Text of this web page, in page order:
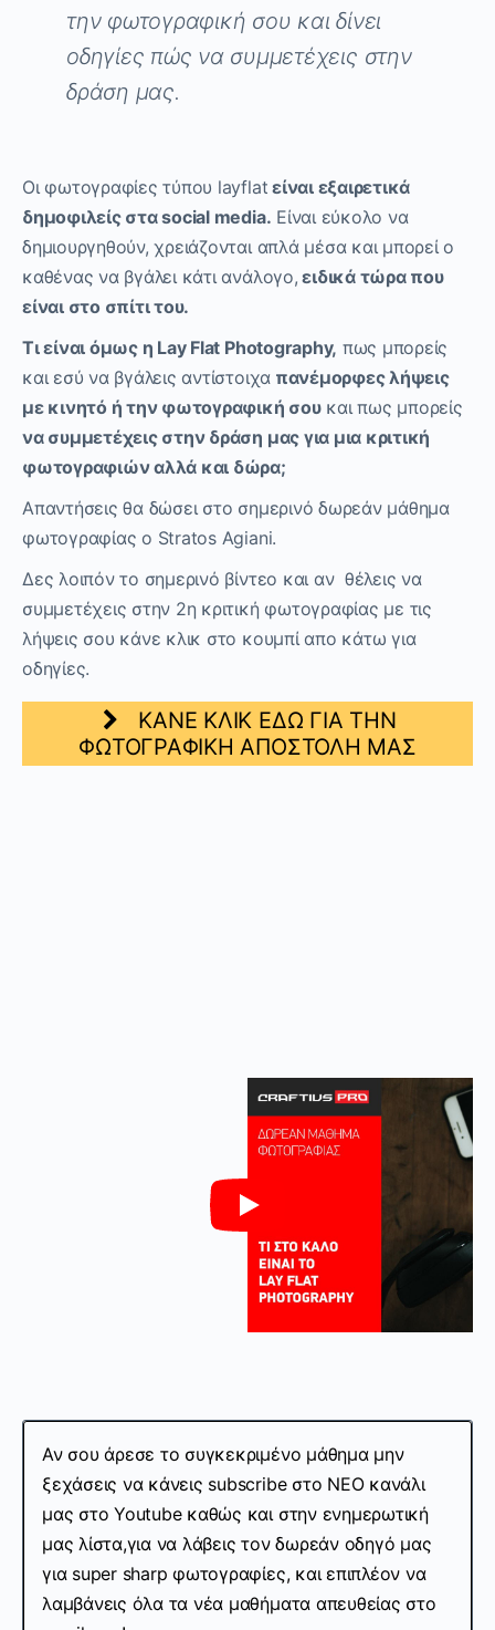
την φωτογραφική σου και δίνει
οδηγίες πώς να συμμετέχεις στην
δράση μας.
Οι φωτογραφίες τύπου layflat είναι εξαιρετικά
δημοφιλείς στα social media. Είναι εύκολο να
δημιουργηθούν, χρειάζονται απλά μέσα και μπορεί ο
καθένας να βγάλει κάτι ανάλογο, ειδικά τώρα που
είναι στο σπίτι του.
Τι είναι όμως η Lay Flat Photography, πως μπορείς
και εσύ να βγάλεις αντίστοιχα πανέμορφες λήψεις
με κινητό ή την φωτογραφική σουκαι πως μπορείς
να συμμετέχεις στην δράση μας για μια κριτική
φωτογραφιών αλλά και δώρα;
Απαντήσεις θα δώσει στο σημερινό δωρεάν μάθημα
φωτογραφίας o Stratos Agiani.
Δες λοιπόν το σημερινό βίντεο και αν θέλεις να
συμμετέχεις στην 2η κριτική φωτογραφίας με τις
λήψεις σου κάνε κλικ στο κουμπί απο κάτω για
οδηγίες.
ΚΑΝΕ ΚΛΙΚ ΕΔΩ ΓΙΑ ΤΗΝ
ΦΩΤΟΓΡΑΦΙΚΗ ΑΠΟΣΤΟΛΗ ΜΑΣ
Αν σου άρεσε το συγκεκριμένο μάθημα μην
ξεχάσεις να κάνεις subscribe στo ΝΕΟ κανάλι
μας στο Youtube καθώς και στην ενημερωτική
μας λίστα,για να λάβεις τον δωρεάν οδηγό μας
για super sharp φωτογραφίες, και επιπλέον να
λαμβάνεις όλα τα νέα μαθήματα απευθείας στο